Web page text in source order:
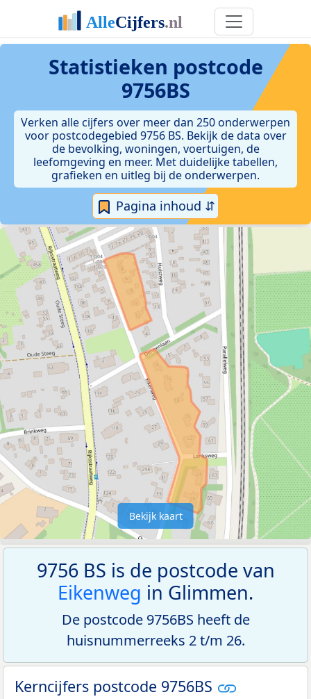
Statistieken postcode
9756BS
Verken alle cijfers over meer dan 250 onderwerpen
voor postcodegebied 9756 BS. Bekijk de data over
de bevolking, woningen, voertuigen, de
leefomgeving en meer. Met duidelijke tabellen,
grafieken en uitleg bij de onderwerpen.
Pagina inhoud ⇵
Bekijk kaart
9756 BS is de postcode van
Eikenweg in Glimmen.
De postcode 9756BS heeft de
huisnummerreeks 2 t/m 26.
Kerncijfers postcode 9756BS